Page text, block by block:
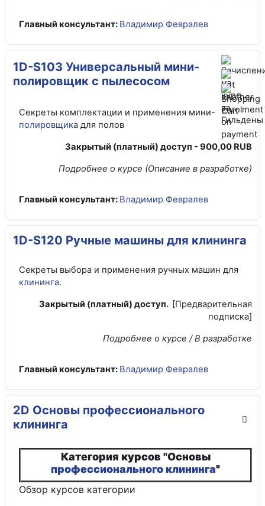
Главный консультант: Владимир Февралев
1D-S103 Универсальный мини-
полировщик с пылесосом
Секреты комплектации и применения мини-
полировщика для полов
Закрытый (платный) доступ - 900,00 RUB
Подробнее о курсе (Описание в разработке)
Главный консультант: Владимир Февралев
1D-S120 Ручные машины для клининга
Секреты выбора и применения ручных машин для
клининга.
Закрытый (платный) доступ. [Предварительная
подписка]
Подробнее о курсе / В разработке
Главный консультант: Владимир Февралев
2D Основы профессионального
клининга
Категория курсов "Основы
профессионального клининга"
Обзор курсов категории